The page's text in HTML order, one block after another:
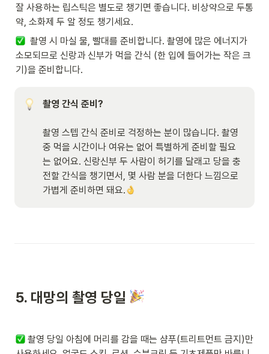
잘 사용하는 립스틱은 별도로 챙기면 좋습니다. 비상약으로 두통
약, 소화제 두 알 정도 챙기세요.
  촬영 시 마실 물, 빨대를 준비합니다. 촬영에 많은 에너지가
소모되므로 신랑과 신부가 먹을 간식 (한 입에 들어가는 작은 크
기)을 준비합니다.
촬영 간식 준비?
촬영 스텝 간식 준비로 걱정하는 분이 많습니다. 촬영
중 먹을 시간이나 여유는 없어 특별하게 준비할 필요
는 없어요. 신랑신부 두 사람이 허기를 달래고 당을 충
전할 간식을 챙기면서, 몇 사람 분을 더한다 느낌으로
가볍게 준비하면 돼요.
5. 대망의 촬영 당일
촬영 당일 아침에 머리를 감을 때는 샴푸(트리트먼트 금지)만